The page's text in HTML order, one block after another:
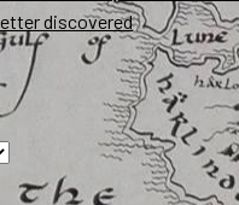
discovered